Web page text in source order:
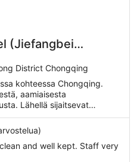
(Jiefangbei
District Chongqing
kohteessa Chongqing.
aamiaisesta
Lähellä sijaitsevat
and well kept. Staff very